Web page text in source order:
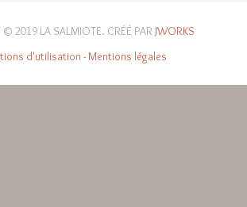
© 2019 LA SALMIOTE. CRÉÉ PAR JWORKS
d'utilisation - Mentions légales